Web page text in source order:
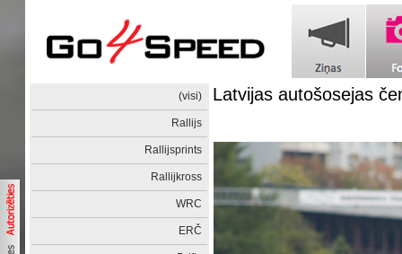
(visi)
Rallijs
Rallijsprints
Rallijkross
WRC
ERČ
Latvijas autošosejas